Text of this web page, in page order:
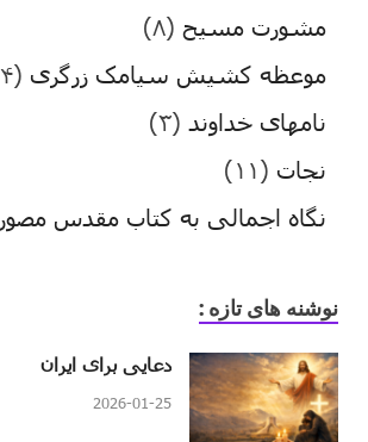
مشورت مسیح (۸)
موعظه کشیش سیامک زرگری (۱۴)
نامهای خداوند (۳)
نجات (۱۱)
نگاه اجمالی به کتاب مقدس مصور
نوشنه های تازه :
دعایی برای ایران
2026-01-25